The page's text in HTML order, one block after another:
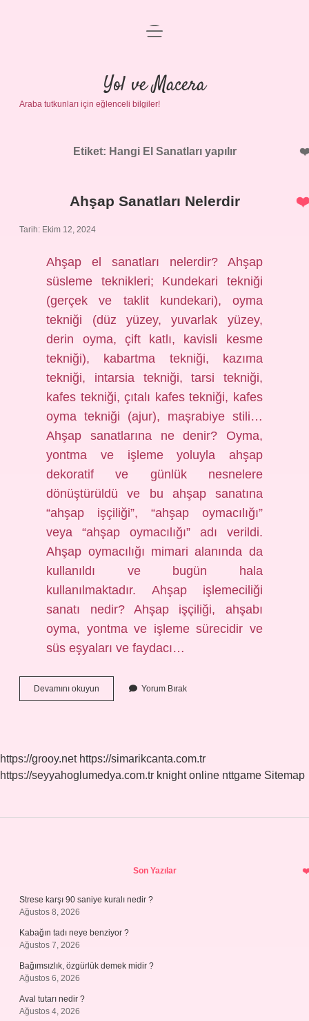
Anasayfa
Gizlilik Politikası
Yasal Uyarı
menüyü
Yol ve Macera
Araba tutkunları için eğlenceli bilgiler!
Etiket: Hangi El Sanatları yapılır
Ahşap Sanatları Nelerdir
Tarih: Ekim 12, 2024
Ahşap el sanatları nelerdir? Ahşap
süsleme teknikleri; Kundekari tekniği
(gerçek ve taklit kundekari), oyma
tekniği (düz yüzey, yuvarlak yüzey,
derin oyma, çift katlı, kavisli kesme
tekniği), kabartma tekniği, kazıma
tekniği, intarsia tekniği, tarsi tekniği,
kafes tekniği, çıtalı kafes tekniği, kafes
oyma tekniği (ajur), maşrabiye stili…
Ahşap sanatlarına ne denir? Oyma,
yontma ve işleme yoluyla ahşap
dekoratif ve günlük nesnelere
dönüştürüldü ve bu ahşap sanatına
“ahşap işçiliği”, “ahşap oymacılığı”
veya “ahşap oymacılığı” adı verildi.
Ahşap oymacılığı mimari alanında da
kullanıldı ve bugün hala
kullanılmaktadır. Ahşap işlemeciliği
sanatı nedir? Ahşap işçiliği, ahşabı
oyma, yontma ve işleme sürecidir ve
süs eşyaları ve faydacı…
Devamını okuyun
Sanatları
Yorum Bırak
https://grooy.net https://simarikcanta.com.tr
https://seyyahoglumedya.com.tr knight online nttgame Sitemap
Son Yazılar
Strese karşı 90 saniye kuralı nedir ?
Ağustos 8, 2026
Kabağın tadı neye benziyor ?
Ağustos 7, 2026
Bağımsızlık, özgürlük demek midir ?
Ağustos 6, 2026
Aval tutarı nedir ?
Ağustos 4, 2026